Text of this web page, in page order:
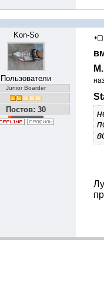
Kon-So
Пользователи
Junior Boarder
Постов: 30